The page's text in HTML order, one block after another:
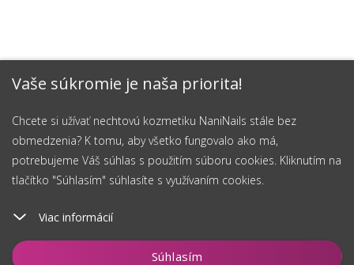
Vaše súkromie je naša priorita!
Chcete si užívať nechtovú kozmetiku NaniNails stále bez
obmedzenia? K tomu, aby všetko fungovalo ako má,
potrebujeme Váš súhlas s použitím súboru cookies. Kliknutím na
tlačítko "Súhlasím" súhlasíte s využívaním cookies.
Viac informácií
Súhlasím
Vložiť do košíka